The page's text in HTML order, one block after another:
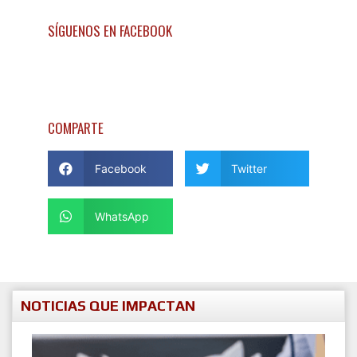
SÍGUENOS EN FACEBOOK
COMPARTE
Facebook Twitter
WhatsApp
NOTICIAS QUE IMPACTAN